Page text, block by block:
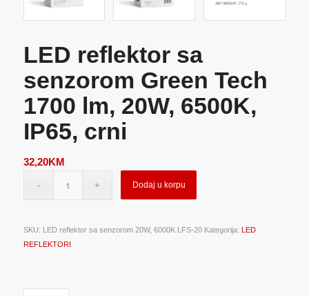
LED reflektor sa
senzorom Green Tech
1700 lm, 20W, 6500K,
IP65, crni
32,20KM
Dodaj u korpu
SKU: LED reflektor sa senzorom 20W, 6000K LFS-20 Kategorija: LED
REFLEKTORI